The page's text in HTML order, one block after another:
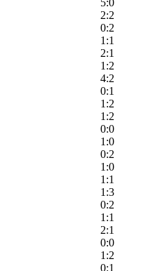
5:0
2:2
0:2
1:1
2:1
1:2
4:2
0:1
1:2
1:2
0:0
1:0
0:2
1:0
1:1
1:3
0:2
1:1
2:1
0:0
1:2
0:1